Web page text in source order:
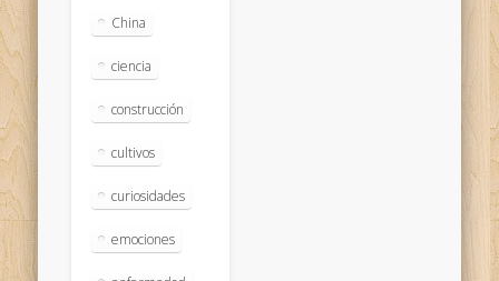
China
ciencia
construcción
cultivos
curiosidades
emociones